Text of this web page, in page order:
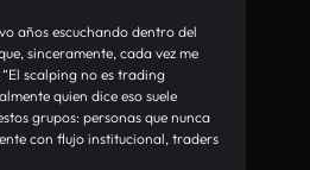
años escuchando dentro del
sinceramente, cada vez me
scalping no es trading
quien dice eso suele
grupos: personas que nunca
con flujo institucional, traders